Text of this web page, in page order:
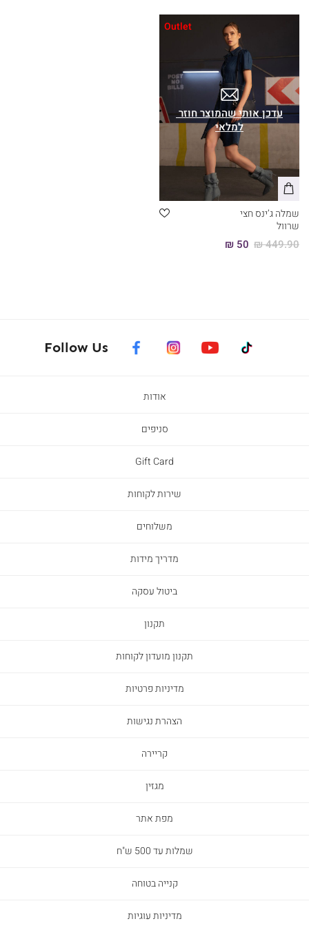
Outlet
שמלה ג’ינס חצי
שרוול
50 ₪ 449.90 ₪
אודות
סניפים
Gift Card
שירות לקוחות
משלוחים
מדריך מידות
ביטול עסקה
תקנון
תקנון מועדון לקוחות
מדיניות פרטיות
הצהרת נגישות
קריירה
מגזין
מפת אתר
שמלות עד 500 ש"ח
קנייה בטוחה
מדיניות עוגיות
Follow Us facebook instagram youtube tiktok